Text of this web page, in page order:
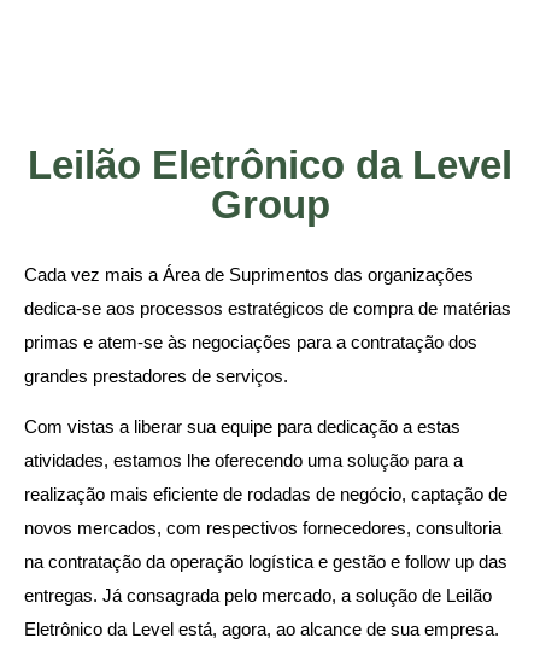
Leilão Eletrônico da Level
Group
Cada vez mais a Área de Suprimentos das organizações
dedica-se aos processos estratégicos de compra de matérias
primas e atem-se às negociações para a contratação dos
grandes prestadores de serviços.
Com vistas a liberar sua equipe para dedicação a estas
atividades, estamos lhe oferecendo uma solução para a
realização mais eficiente de rodadas de negócio, captação de
novos mercados, com respectivos fornecedores, consultoria
na contratação da operação logística e gestão e follow up das
entregas. Já consagrada pelo mercado, a solução de Leilão
Eletrônico da Level está, agora, ao alcance de sua empresa.